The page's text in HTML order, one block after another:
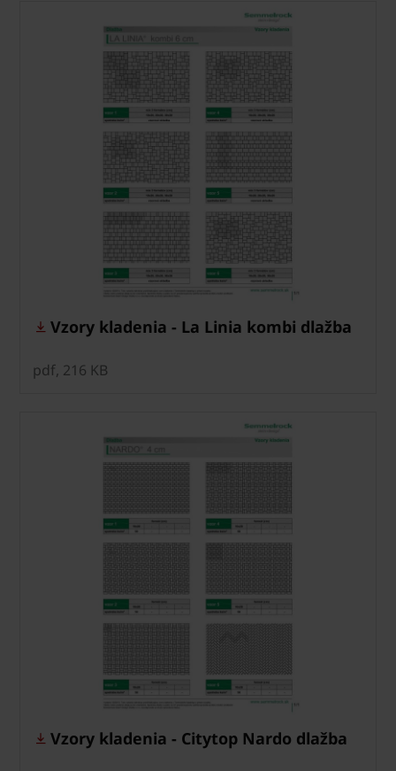
Vzory kladenia - La Linia kombi dlažba
pdf, 216 KB
Vzory kladenia - Citytop Nardo dlažba